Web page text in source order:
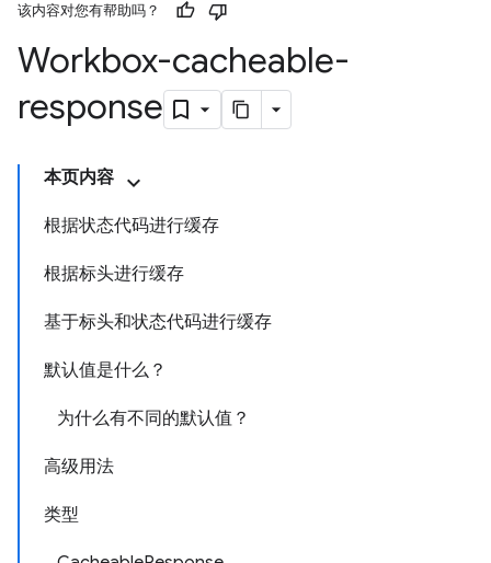
该内容对您有帮助吗？
Workbox-cacheable-
response
本页内容
根据状态代码进行缓存
根据标头进行缓存
基于标头和状态代码进行缓存
默认值是什么？
为什么有不同的默认值？
高级用法
类型